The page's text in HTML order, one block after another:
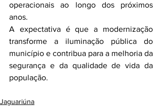
operacionais ao longo dos próximos
anos.
A expectativa é que a modernização
transforme a iluminação pública do
município e contribua para a melhoria da
segurança e da qualidade de vida da
população.
Jaguariúna